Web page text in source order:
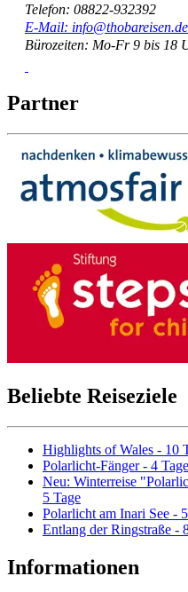
Telefon: 08822-932392
E-Mail: info@thobareisen.de
Bürozeiten: Mo-Fr 9 bis 18
Partner
Beliebte Reiseziele
Highlights of Wales - 10
Polarlicht-Fänger - 4 Tage
Neu: Winterreise
5 Tage
Polarlicht am Inari See -
Entlang der Ringstraße -
Informationen